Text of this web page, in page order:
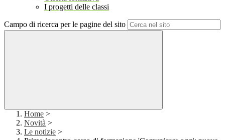
I progetti delle classi
Campo di ricerca per le pagine del sito
Home >
Novità >
Le notizie >